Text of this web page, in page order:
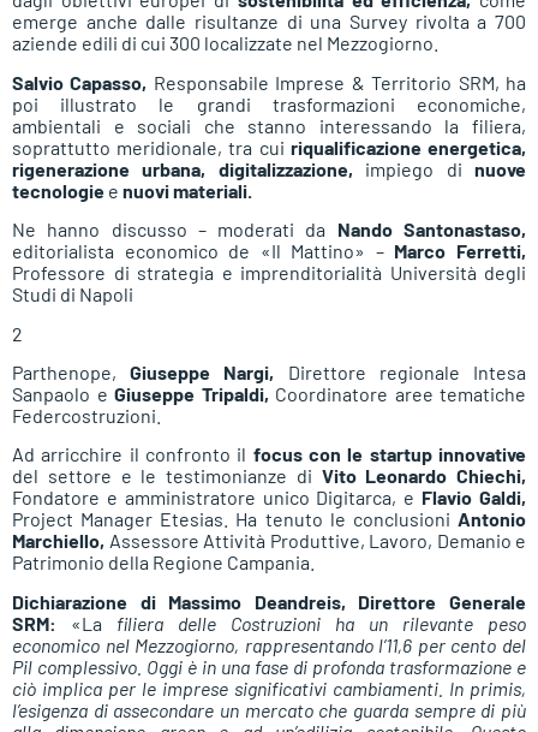
emerge anche dalle risultanze di una Survey rivolta a 700
aziende edili di cui 300 localizzate nel Mezzogiorno.
Salvio Capasso, Responsabile Imprese & Territorio SRM, ha
poi illustrato le grandi trasformazioni economiche,
ambientali e sociali che stanno interessando la filiera,
soprattutto meridionale, tra cui riqualificazione energetica,
rigenerazione urbana, digitalizzazione, impiego dinuove
tecnologie e nuovi materiali.
Ne hanno discusso – moderati da Nando Santonastaso,
editorialista economico de «Il Mattino» – Marco Ferretti,
Professore di strategia e imprenditorialità Università degli
Studi di Napoli
2
Parthenope,Giuseppe Nargi, Direttore regionale Intesa
Sanpaolo e Giuseppe Tripaldi, Coordinatore aree tematiche
Federcostruzioni.
Ad arricchire il confronto il focus con le startup innovative
del settore e le testimonianze di Vito Leonardo Chiechi,
Fondatore e amministratore unico Digitarca, e Flavio Galdi,
Project Manager Etesias. Ha tenuto le conclusioni Antonio
Marchiello, Assessore Attività Produttive, Lavoro, Demanio e
Patrimonio della Regione Campania.
Dichiarazione di Massimo Deandreis, Direttore Generale
SRM:
«La filiera delle Costruzioni ha un rilevante peso
economico nel Mezzogiorno, rappresentando l’11,6 per cento del
Pil complessivo. Oggi è in una fase di profonda trasformazione e
ciò implica per le imprese significativi cambiamenti. In primis,
l’esigenza di assecondare un mercato che guarda sempre di più